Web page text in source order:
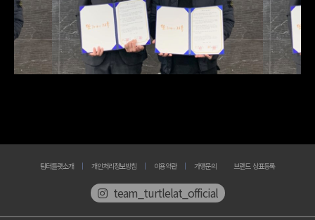
팀터틀랫소개 개인처리정보방침 이용약관 가맹문의 브랜드 상표등록
team_turtlelat_official